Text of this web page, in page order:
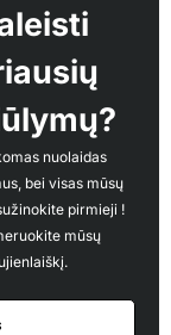
nuolaidas
bei visas mūsų
pirmieji !
mūsų